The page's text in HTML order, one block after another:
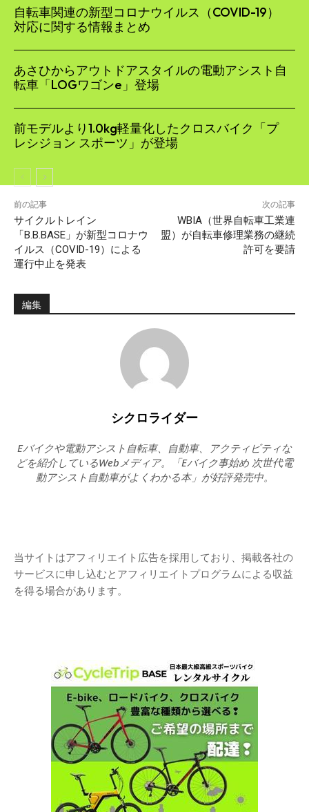
自転車関連の新型コロナウイルス（COVID-19）
対応に関する情報まとめ
あさひからアウトドアスタイルの電動アシスト自
転車「LOGワゴンe」登場
前モデルより1.0kg軽量化したクロスバイク「プ
レシジョン スポーツ」が登場
前の記事
サイクルトレイン
「B.B.BASE」が新型コロナウ
イルス（COVID-19）による
運行中止を発表
次の記事
WBIA（世界自転車工業連
盟）が自転車修理業務の継続
許可を要請
編集
シクロライダー
Eバイクや電動アシスト自転車、自動車、アクティビティな
どを紹介しているWebメディア。「Eバイク事始め 次世代電
動アシスト自動車がよくわかる本」が好評発売中。
当サイトはアフィリエイト広告を採用しており、掲載各社の
サービスに申し込むとアフィリエイトプログラムによる収益
を得る場合があります。